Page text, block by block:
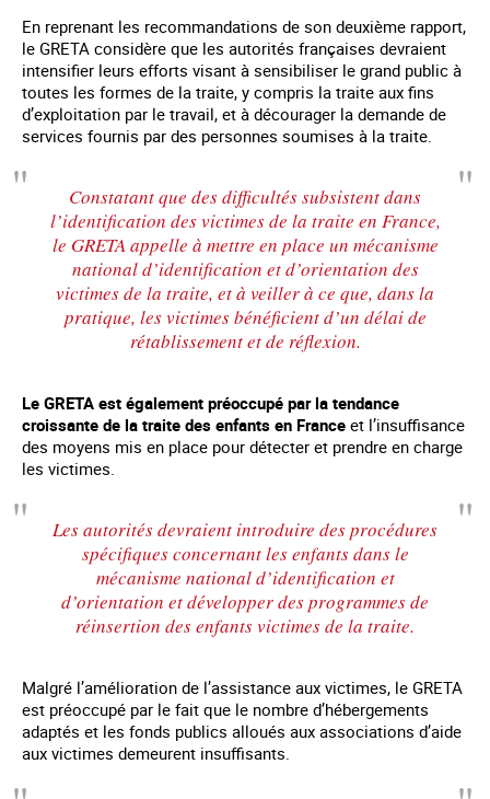
En reprenant les recommandations de son deuxième rapport,
le GRETA considère que les autorités françaises devraient
intensifier leurs efforts visant à sensibiliser le grand public à
toutes les formes de la traite, y compris la traite aux fins
d’exploitation par le travail, et à décourager la demande de
services fournis par des personnes soumises à la traite.
Constatant que des difficultés subsistent dans
l’identification des victimes de la traite en France,
le GRETA appelle à mettre en place un mécanisme
national d’identification et d’orientation des
victimes de la traite, et à veiller à ce que, dans la
pratique, les victimes bénéficient d’un délai de
rétablissement et de réflexion.
Le GRETA est également préoccupé par la tendance
croissante de la traite des enfants en France et l’insuffisance
des moyens mis en place pour détecter et prendre en charge
les victimes.
Les autorités devraient introduire des procédures
spécifiques concernant les enfants dans le
mécanisme national d’identification et
d’orientation et développer des programmes de
réinsertion des enfants victimes de la traite.
Malgré l’amélioration de l’assistance aux victimes, le GRETA
est préoccupé par le fait que le nombre d’hébergements
adaptés et les fonds publics alloués aux associations d’aide
aux victimes demeurent insuffisants.